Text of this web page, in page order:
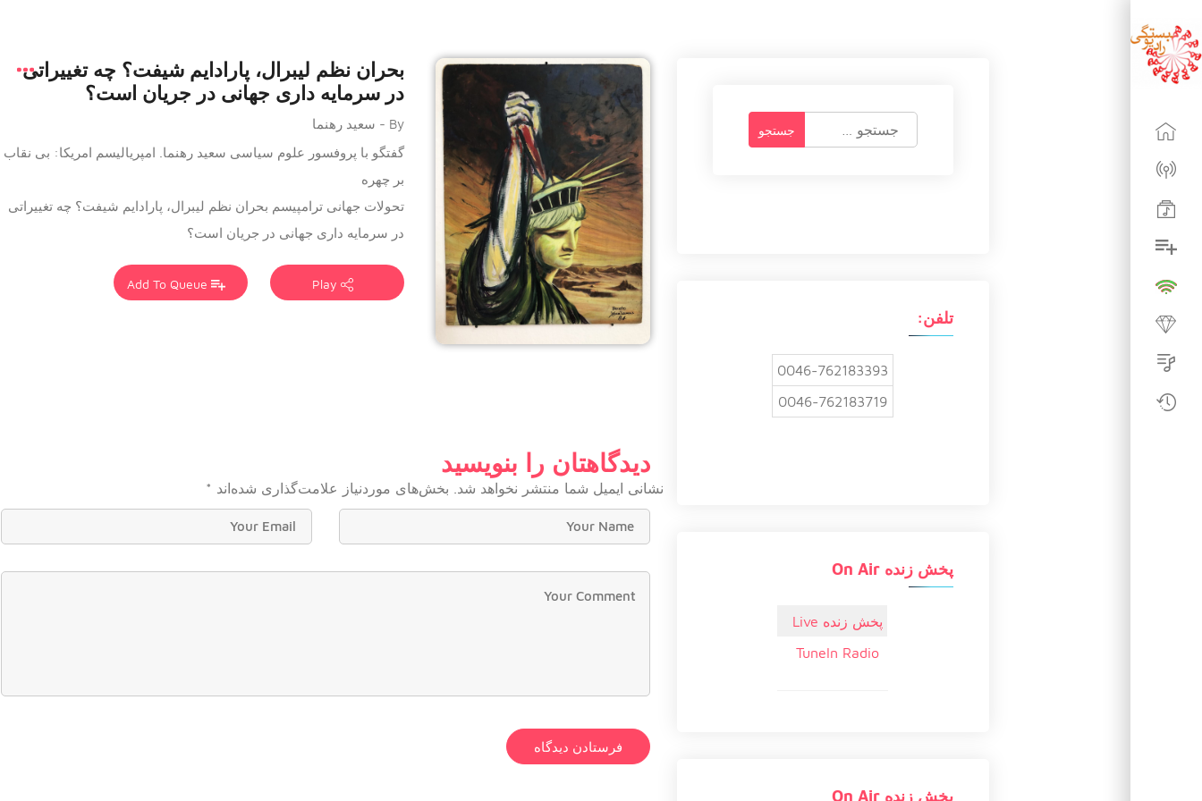
بحران نظم لیبرال، پارادایم شیفت؟ چه تغییراتی
در سرمایه داری جهانی در جریان است؟
By - سعید رهنما
گفتگو با پروفسور علوم سیاسی سعید رهنما. امپریالیسم امریکا: بی نقاب
بر چهره
تحولات جهانی ترامپیسم بحران نظم لیبرال، پارادایم شیفت؟ چه تغییراتی
در سرمایه داری جهانی در جریان است؟
Play
Add To Queue
دیدگاهتان را بنویسید
نشانی ایمیل شما منتشر نخواهد شد. بخش‌های موردنیاز علامت‌گذاری شده‌اند *
س
تلفن:
0046-762183393
0046-762183719
پخش زنده On Air
پخش زنده Live
TuneIn Radio
پخش زنده On Air